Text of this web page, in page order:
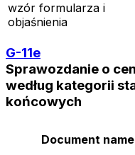
wzór formularza i
objaśnienia
G-11e
Sprawozdanie o
według kategorii
końcowych
Document name